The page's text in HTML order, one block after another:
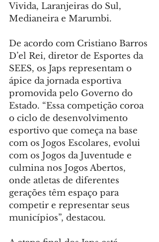
Vivida, Laranjeiras do Sul,
Medianeira e Marumbi.
De acordo com Cristiano Barros
D’el Rei, diretor de Esportes da
SEES, os Japs representam o
ápice da jornada esportiva
promovida pelo Governo do
Estado. “Essa competição coroa
o ciclo de desenvolvimento
esportivo que começa na base
com os Jogos Escolares, evolui
com os Jogos da Juventude e
culmina nos Jogos Abertos,
onde atletas de diferentes
gerações têm espaço para
competir e representar seus
municípios”, destacou.